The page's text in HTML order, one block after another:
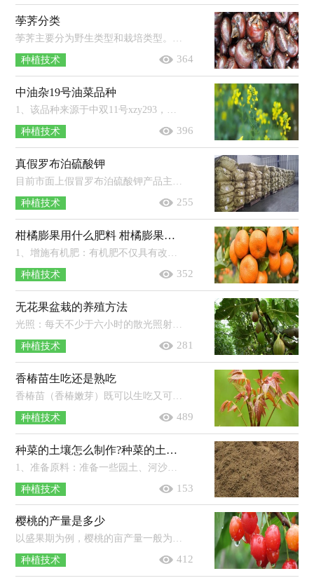
荸荠分类
荸荠主要分为野生类型和栽培类型。野生类型：叶状茎较细、较矮、球茎较小。栽培类型：叶状茎较粗、较高、球茎较大。栽培类型的荸荠品...
种植技术 364
中油杂19号油菜品种
种植技术 396
真假罗布泊硫酸钾
种植技术 255
柑橘膨果用什么肥料 柑橘膨果是什么时候
种植技术 352
无花果盆栽的养殖方法
种植技术 281
香椿苗生吃还是熟吃
种植技术 489
种菜的土壤怎么制作?种菜的土壤是酸性好还是碱性好
种植技术 153
樱桃的产量是多少
以盛果期为例，樱桃的亩产量一般为750-1000千克，高产园可达2000千克以上。樱桃树是一种喜光、喜温、喜湿、喜肥的果树，适合在年均气温...
种植技术 412